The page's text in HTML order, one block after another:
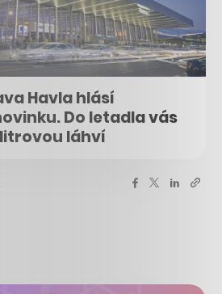
Havla hlásí
Do letadla vás
láhví